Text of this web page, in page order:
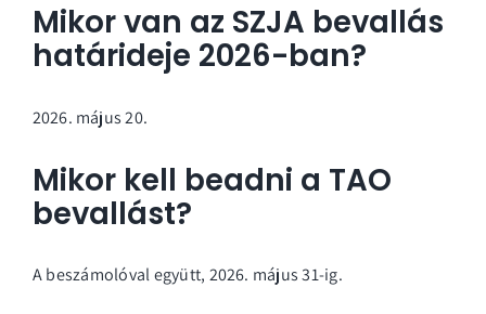
Mikor van az SZJA bevallás
határideje 2026-ban?
május 20.
Mikor kell beadni a TAO
bevallást?
A beszámolóval együtt, 2026. május 31-ig.